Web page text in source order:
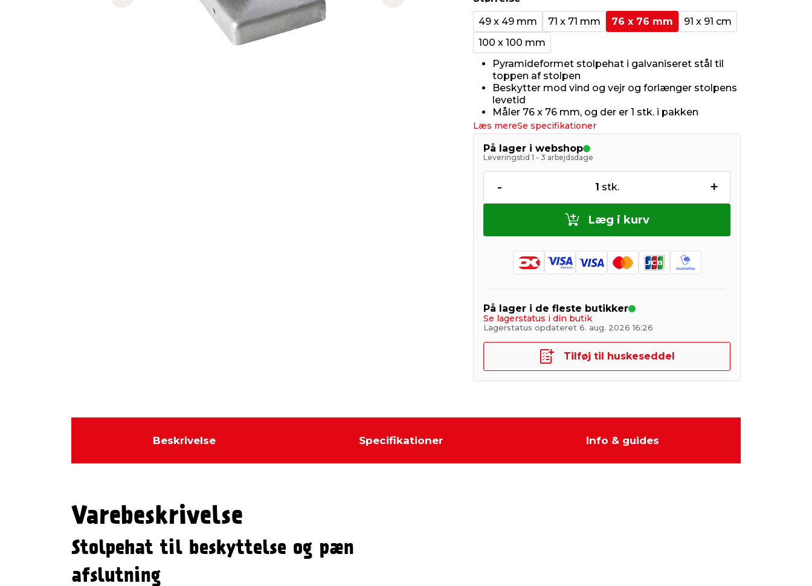
Previous slide Next slide
49 x 49 mm
71 x 71 mm 76 x 76 mm
91 x 91 cm
100 x 100 mm
Pyramideformet stolpehat i galvaniseret stål til
toppen af stolpen
Beskytter mod vind og vejr og forlænger stolpens
levetid
Måler 76 x 76 mm, og der er 1 stk. i pakken
Læs mereSe specifikationer
På lager i webshop
Leveringstid 1 - 3 arbejdsdage
- 1 stk. +
Læg i kurv
På lager i de fleste butikker
Se lagerstatus i din butik
Lagerstatus opdateret 6. aug. 2026 16:26
Tilføj til huskeseddel
Beskrivelse Specifikationer Info & guides
Varebeskrivelse
Stolpehat til beskyttelse og pæn
afslutning